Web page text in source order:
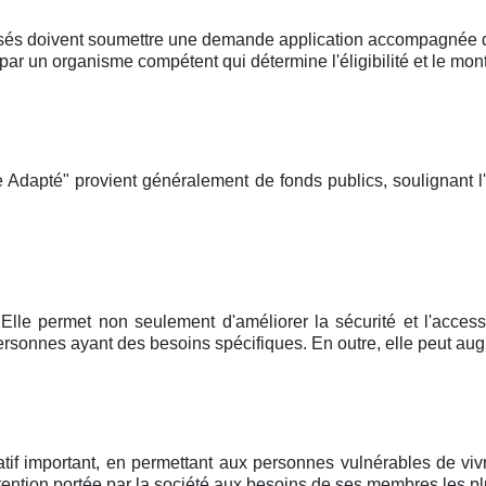
doivent soumettre une demande application
un organisme compétent qui détermine l'éligibilité et le
provient généralement de fonds publics, soulignant
permet non seulement d'améliorer la sécurité et
ayant des besoins spécifiques. En outre, elle peut
important, en permettant aux personnes vulnérables de